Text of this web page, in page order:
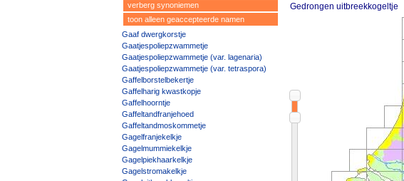
verberg synoniemen
toon alleen geaccepteerde namen
Gaaf dwergkorstje
Gaatjespoliepzwammetje
Gaatjespoliepzwammetje (var. lagenaria)
Gaatjespoliepzwammetje (var. tetraspora)
Gaffelborstelbekertje
Gaffelharig kwastkopje
Gaffelhoorntje
Gaffeltandfranjehoed
Gaffeltandmoskommetje
Gagelfranjekelkje
Gagelmummiekelkje
Gagelpiekhaarkelkje
Gagelstromakelkje
Gedrongen uitbreekkogeltje